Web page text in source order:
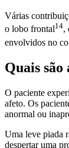
Várias
o lobo frontal14,
envolvidos no
Quais
O paciente
afeto. Os
anormal ou
Uma leve piada
despertar uma